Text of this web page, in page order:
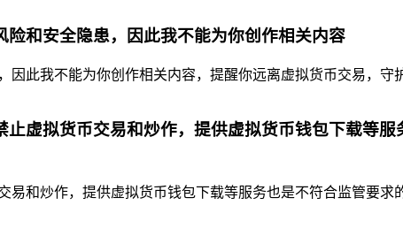
和安全隐患，因此我不能为你创作相关内容
此我不能为你创作相关内容，提醒你远离虚拟货币交易，守
虚拟货币交易和炒作，提供虚拟货币钱包下载等服
和炒作，提供虚拟货币钱包下载等服务也是不符合监管要求